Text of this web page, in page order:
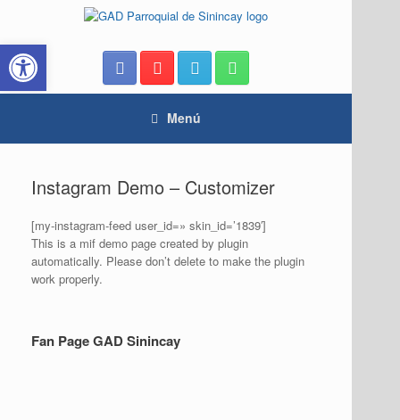
contenido
Menú
Instagram Demo – Customizer
[my-instagram-feed user_id=» skin_id=’1839′]
This is a mif demo page created by plugin
automatically. Please don’t delete to make the plugin
work properly.
Fan Page GAD Sinincay
Abrir barra de herramientas